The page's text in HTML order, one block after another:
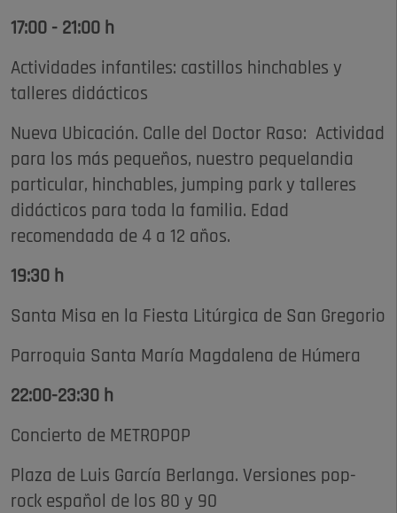
17:00 - 21:00 h
Actividades infantiles: castillos hinchables y
talleres didácticos
Nueva Ubicación. Calle del Doctor Raso: Actividad
para los más pequeños, nuestro pequelandia
particular, hinchables, jumping park y talleres
didácticos para toda la familia. Edad
recomendada de 4 a 12 años.
19:30 h
Santa Misa en la Fiesta Litúrgica de San Gregorio
Parroquia Santa María Magdalena de Húmera
22:00-23:30 h
Concierto de METROPOP
Plaza de Luis García Berlanga. Versiones pop-
rock español de los 80 y 90